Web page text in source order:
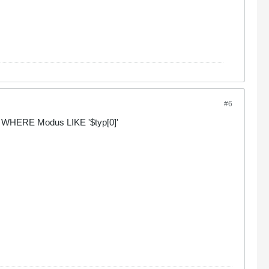
#6
Modus LIKE '$typ[0]'